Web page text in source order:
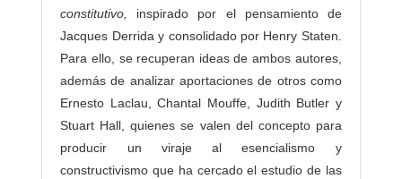
constitutivo, inspirado por el pensamiento de
Jacques Derrida y consolidado por Henry Staten.
Para ello, se recuperan ideas de ambos autores,
además de analizar aportaciones de otros como
Ernesto Laclau, Chantal Mouffe, Judith Butler y
Stuart Hall, quienes se valen del concepto para
producir un viraje al esencialismo y
constructivismo que ha cercado el estudio de las